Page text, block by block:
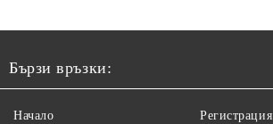
Бързи връзки:
Начало Регистрация